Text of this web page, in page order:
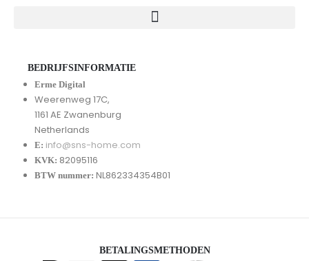
BEDRIJFSINFORMATIE
Erme Digital
Weerenweg 17C,
1161 AE Zwanenburg
Netherlands
E: info@sns-home.com
KVK: 82095116
BTW nummer: NL862334354B01
BETALINGSMETHODEN